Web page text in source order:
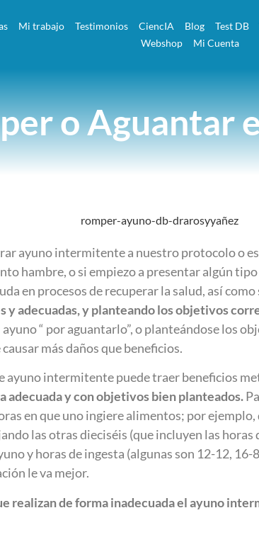
Mi trabajo Testimonios CiencIA Blog Test DB
Webshop
Mi Cuenta
o Aguantar
ayuno intermitente a nuestro protocolo o
hambre, o si empiezo a presentar algún
en procesos de recuperar la salud, así
y adecuadas, y planteando los objetivos
“ por aguantarlo”, o planteándose los
más daños que beneficios.
ayuno intermitente puede traer beneficios
adecuada y con objetivos bien planteados.
en que uno ingiere alimentos; por
las otras dieciséis (que incluyen las horas
y horas de ingesta (algunas son 12-12,
le va mejor.
realizan de forma inadecuada el ayuno